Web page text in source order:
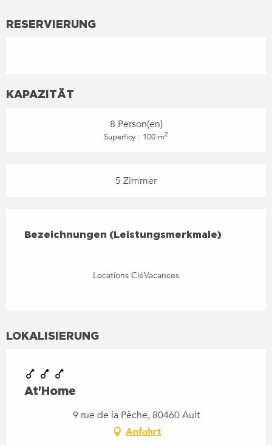
RESERVIERUNG
KAPAZITÄT
8 Person(en)
Superficy : 100 m2
5 Zimmer
BEZEICHNUNGEN (LEISTUNGSMERKMALE)
Bezeichnungen (Leistungsmerkmale)
Locations CléVacances
LOKALISIERUNG
At'Home
9 rue de la Pêche, 80460 Ault
Anfahrt